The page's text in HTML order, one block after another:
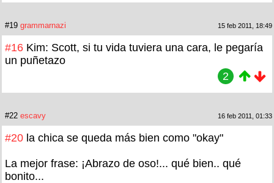
#19 grammarnazi 15 feb 2011, 18:49
#16 Kim: Scott, si tu vida tuviera una cara, le pegaría
un puñetazo
2
#22 escavy 16 feb 2011, 01:33
#20 la chica se queda más bien como "okay"
La mejor frase: ¡Abrazo de oso!... qué bien.. qué
bonito...